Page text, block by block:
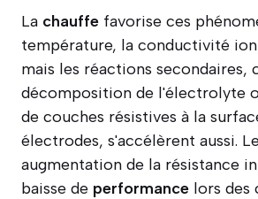
La chauffe favorise ces
température, la conductivité
mais les réactions secondaires,
décomposition de l'électrolyte
de couches résistives à la
électrodes, s'accélèrent aussi.
augmentation de la résistance
baisse de performance lors des